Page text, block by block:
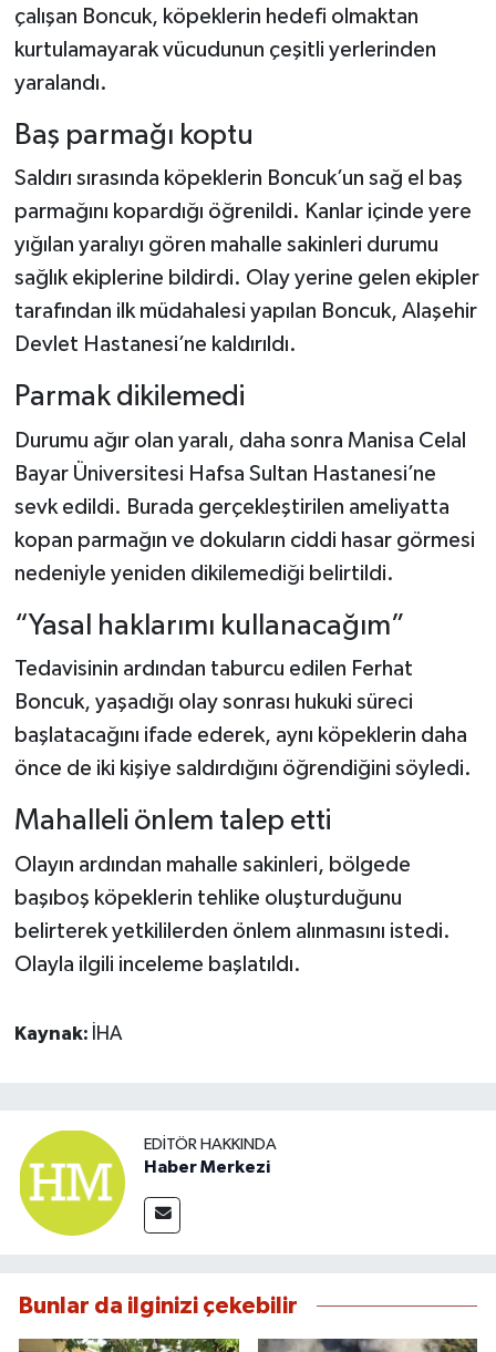
çalışan Boncuk, köpeklerin hedefi olmaktan
kurtulamayarak vücudunun çeşitli yerlerinden
yaralandı.
Baş parmağı koptu
Saldırı sırasında köpeklerin Boncuk’un sağ el baş
parmağını kopardığı öğrenildi. Kanlar içinde yere
yığılan yaralıyı gören mahalle sakinleri durumu
sağlık ekiplerine bildirdi. Olay yerine gelen ekipler
tarafından ilk müdahalesi yapılan Boncuk, Alaşehir
Devlet Hastanesi’ne kaldırıldı.
Parmak dikilemedi
Durumu ağır olan yaralı, daha sonra Manisa Celal
Bayar Üniversitesi Hafsa Sultan Hastanesi’ne
sevk edildi. Burada gerçekleştirilen ameliyatta
kopan parmağın ve dokuların ciddi hasar görmesi
nedeniyle yeniden dikilemediği belirtildi.
“Yasal haklarımı kullanacağım”
Tedavisinin ardından taburcu edilen Ferhat
Boncuk, yaşadığı olay sonrası hukuki süreci
başlatacağını ifade ederek, aynı köpeklerin daha
önce de iki kişiye saldırdığını öğrendiğini söyledi.
Mahalleli önlem talep etti
Olayın ardından mahalle sakinleri, bölgede
başıboş köpeklerin tehlike oluşturduğunu
belirterek yetkililerden önlem alınmasını istedi.
Olayla ilgili inceleme başlatıldı.
Kaynak: İHA
EDITÖR HAKKINDA
Haber Merkezi
Bunlar da ilginizi çekebilir